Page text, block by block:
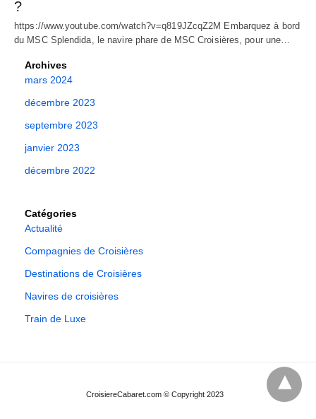
?
https://www.youtube.com/watch?v=q819JZcqZ2M Embarquez à bord
du MSC Splendida, le navire phare de MSC Croisières, pour une…
Archives
mars 2024
décembre 2023
septembre 2023
janvier 2023
décembre 2022
Catégories
Actualité
Compagnies de Croisières
Destinations de Croisières
Navires de croisières
Train de Luxe
CroisiereCabaret.com © Copyright 2023